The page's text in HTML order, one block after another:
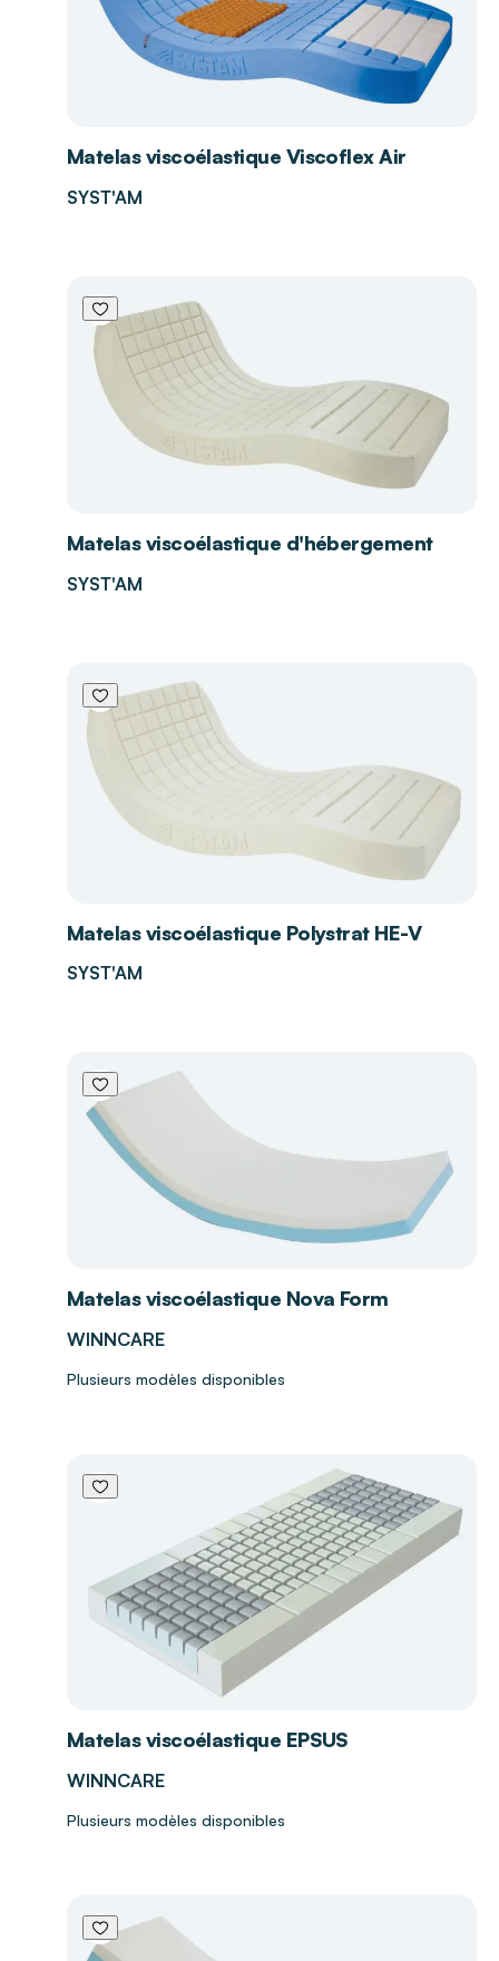
Matelas viscoélastique Viscoflex Air
SYST'AM
Matelas viscoélastique d'hébergement
SYST'AM
Matelas viscoélastique Polystrat HE-V
SYST'AM
Matelas viscoélastique Nova Form
WINNCARE
Plusieurs modèles disponibles
Matelas viscoélastique EPSUS
WINNCARE
Plusieurs modèles disponibles